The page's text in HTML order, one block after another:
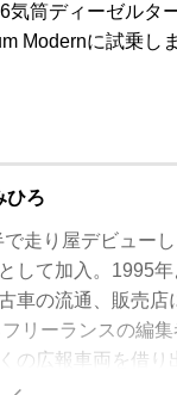
筒ディーゼルタ
Modernに試乗し
ひろ
走り屋デビュー
して加入。1995
車の流通、販売店
リーランスの編
の広報車両を借り
ガイドを中心に、